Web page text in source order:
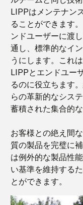
LIPPはメンテナン
ることができます。
ンドユーザーに渡
通し、標準的なイ
うにします。
これ
LIPPとエンドユー
るのに役立ちます。
らの革新的なシス
蓄積された集合的
お客様との絶え間
質の製品を完璧に
は例外的な製品性
い基準を維持する
とができます。